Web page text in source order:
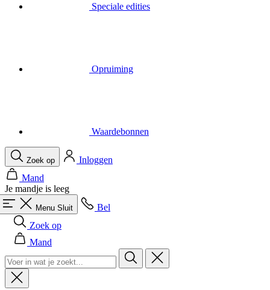
Speciale edities
Opruiming
Waardebonnen
Zoek op
Inloggen
Mand
Je mandje is leeg
Menu Sluit
Bel
Zoek op
Mand